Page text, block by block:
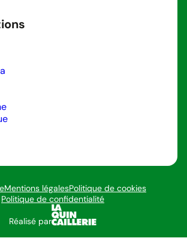
Mentions légalesPolitique de cookies
Politique de confidentialité
Réalisé par